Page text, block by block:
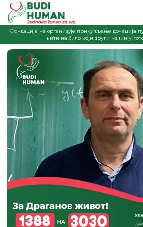
Фондација не организује прикупљање донација
нити на било који други начин у